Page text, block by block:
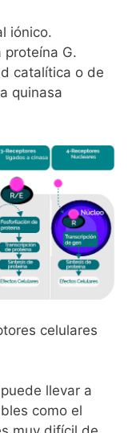
iónico.
proteína G.
catalítica o de
quinasa
celulares
llevar a
como el